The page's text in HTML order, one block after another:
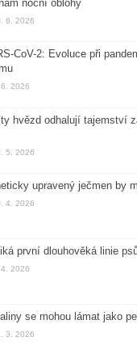
noční oblohy
6. 2026
CoV-2: Evoluce při
2026
hvězd odhalují tajemství
5. 2026
upravený ječmen by
4. 2026
první dlouhověká linie
2026
se mohou lámat jako
3. 2026